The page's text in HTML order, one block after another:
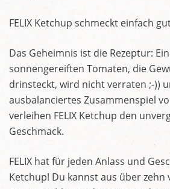
FELIX Ketchup schmeckt einfach
Das Geheimnis ist die Rezeptur:
sonnengereiften Tomaten, die
drinsteckt, wird nicht verraten ;-))
ausbalanciertes Zusammenspiel
verleihen FELIX Ketchup den
Geschmack.
FELIX hat für jeden Anlass und
Ketchup! Du kannst aus über zehn